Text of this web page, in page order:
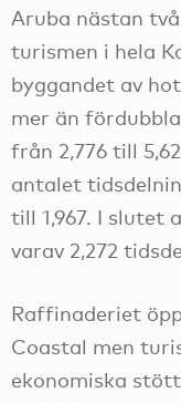
Aruba nästan
turismen i hela
byggandet av
mer än
från 2,776 till
antalet
till 1,967. I slutet
varav 2,272
Raffinaderiet
Coastal men
ekonomiska